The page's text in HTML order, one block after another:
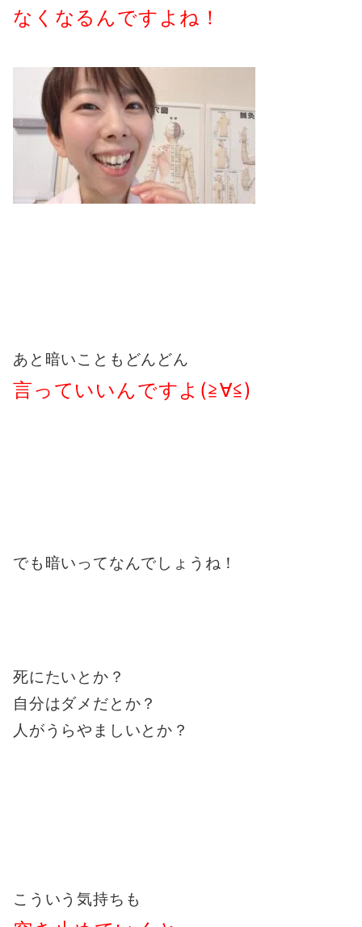
なくなるんですよね！
あと暗いこともどんどん
言っていいんですよ(≧∀≦)
でも暗いってなんでしょうね！
死にたいとか？
自分はダメだとか？
人がうらやましいとか？
こういう気持ちも